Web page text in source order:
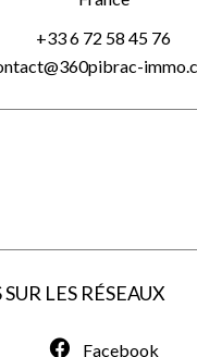
+33 6 72 58 45 76
LES RÉSEAUX
Facebook